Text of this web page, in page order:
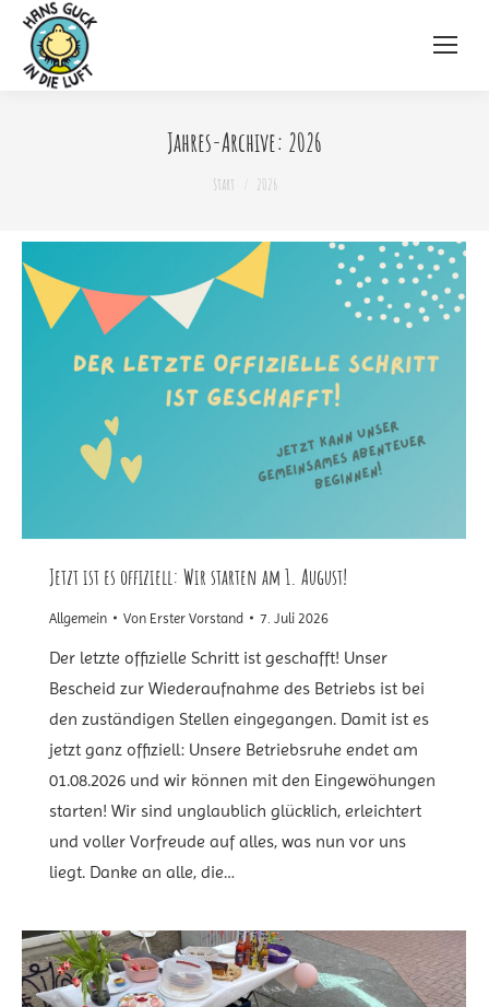
Jahres-Archive: 2026
Sie befinden sich hier:
Start 2026
Jetzt ist es offiziell: Wir starten am 1. August!
Allgemein Von Erster Vorstand 7. Juli 2026
Der letzte offizielle Schritt ist geschafft! Unser
Bescheid zur Wiederaufnahme des Betriebs ist bei
den zuständigen Stellen eingegangen. Damit ist es
jetzt ganz offiziell: Unsere Betriebsruhe endet am
01.08.2026 und wir können mit den Eingewöhungen
starten! Wir sind unglaublich glücklich, erleichtert
und voller Vorfreude auf alles, was nun vor uns
liegt. Danke an alle, die…